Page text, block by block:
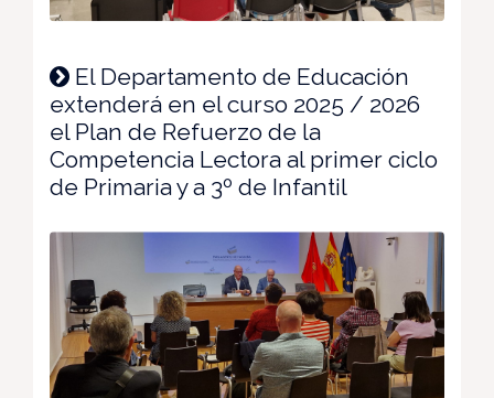
El Departamento de Educación
extenderá en el curso 2025 / 2026
el Plan de Refuerzo de la
Competencia Lectora al primer ciclo
de Primaria y a 3º de Infantil